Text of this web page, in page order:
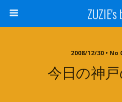
2008/12/30 •
今日の神